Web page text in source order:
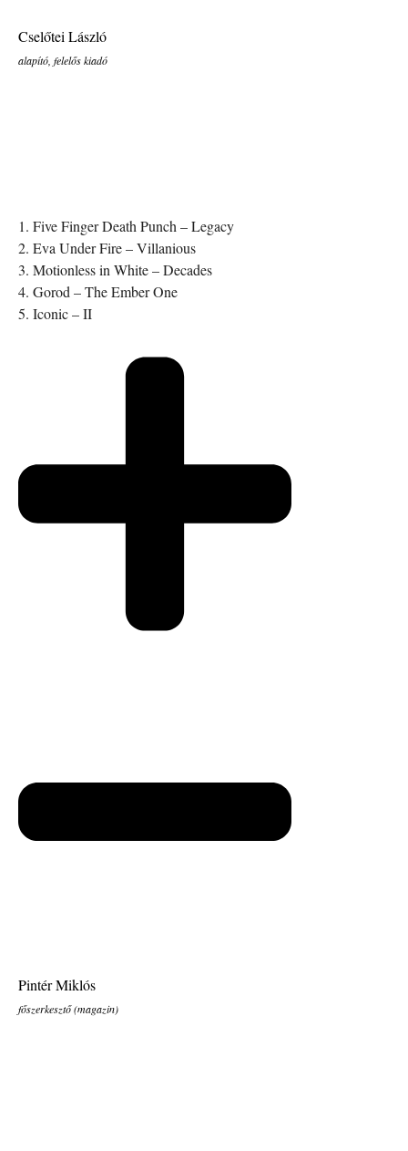
Cselőtei László
alapító, felelős kiadó
1. Five Finger Death Punch – Legacy
2. Eva Under Fire – Villanious
3. Motionless in White – Decades
4. Gorod – The Ember One
5. Iconic – II
Pintér Miklós
főszerkesztő (magazin)